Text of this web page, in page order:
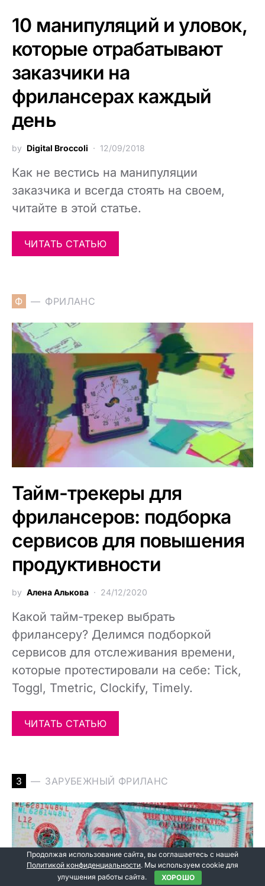
10 манипуляций и уловок,
которые отрабатывают
заказчики на
фрилансерах каждый
день
by Digital Broccoli 12/09/2018
Как не вестись на манипуляции
заказчика и всегда стоять на своем,
читайте в этой статье.
ЧИТАТЬ СТАТЬЮ
Ф ФРИЛАНС
Тайм-трекеры для
фрилансеров: подборка
сервисов для повышения
продуктивности
by Алена Алькова 24/12/2020
Какой тайм-трекер выбрать
фрилансеру? Делимся подборкой
сервисов для отслеживания времени,
которые протестировали на себе: Tick,
Toggl, Tmetric, Clockify, Timely.
ЧИТАТЬ СТАТЬЮ
З ЗАРУБЕЖНЫЙ ФРИЛАНС
Продолжая использование сайта, вы соглашаетесь с нашей
Политикой конфиденциальности. Мы используем cookie для
улучшения работы сайта.
ХОРОШО